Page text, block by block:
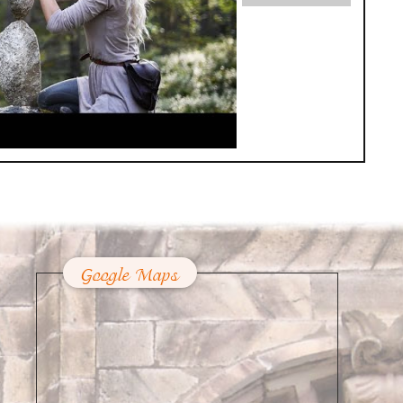
Google Maps